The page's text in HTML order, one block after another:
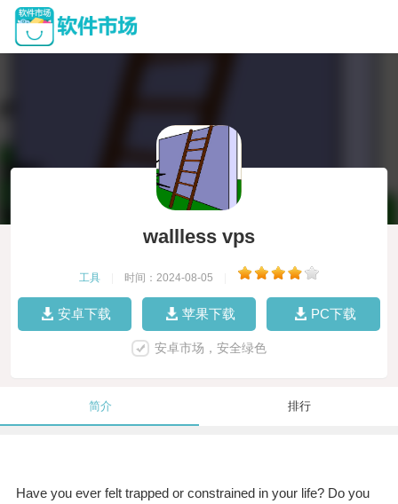
wallless vps
工具 时间：2024-08-05
安卓下载 苹果下载 PC下载
安卓市场，安全绿色
简介 排行
Have you ever felt trapped or constrained in your life? Do you